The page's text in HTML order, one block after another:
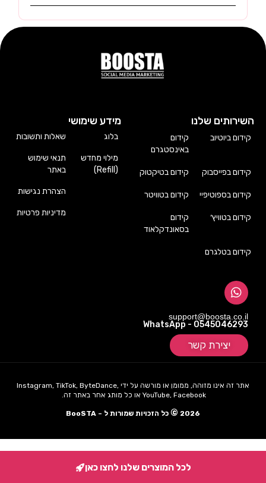
השירותים שלנו
קידום ביוטיוב
קידום
באינסטגרם
קידום בפייסבוק קידום בטיקטוק
קידום בספוטיפיי קידום בטוויטר
קידום בטוויץ׳
קידום
בסאונדקלאוד
קידום בטלגרם
מידע שימושי
בלוג
מילוי מחדש
(Refill)
שאלות ותשובות
תנאי שימוש
באתר
הצהרת נגישות
מדיניות פרטיות
support@boosta.co.il
WhatsApp - 0545046293
יצירת קשר
אתר זה אינו מזוהה, ממומן או מורשה על ידי Instagram, TikTok, ByteDance,
YouTube, Facebook או כל מותג אחר באתר זה.
2026
© כל הזכויות שמורות ל – BooSTA
לכל המוצרים שלנו לחצו כאן